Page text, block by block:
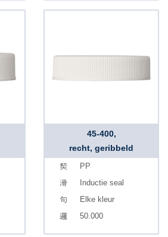
45-400,
recht, geribbeld
PP
Inductie seal
Elke kleur
50.000